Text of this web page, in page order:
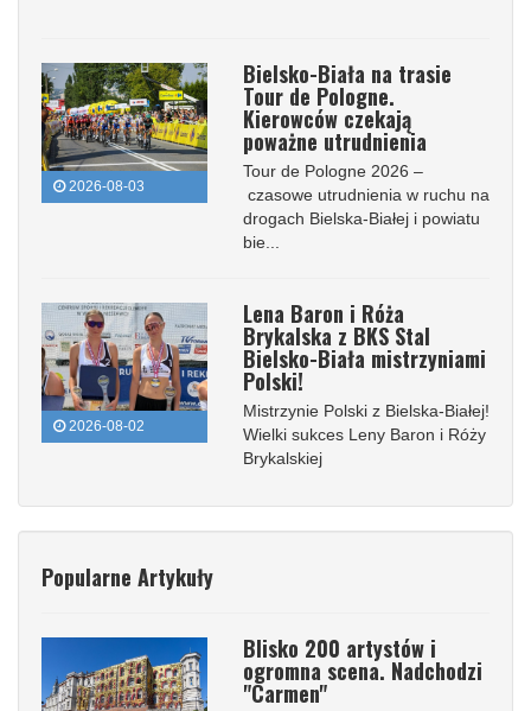
2026-08-03
Bielsko-Biała na trasie
Tour de Pologne.
Kierowców czekają
poważne utrudnienia
Tour de Pologne 2026 –
czasowe utrudnienia w ruchu na
drogach Bielska-Białej i powiatu
bie...
2026-08-02
Lena Baron i Róża
Brykalska z BKS Stal
Bielsko-Biała mistrzyniami
Polski!
Mistrzynie Polski z Bielska-Białej!
Wielki sukces Leny Baron i Róży
Brykalskiej
Popularne Artykuły
Blisko 200 artystów i
ogromna scena. Nadchodzi
"Carmen"